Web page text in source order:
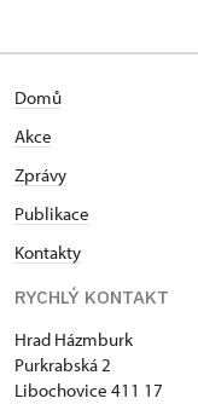
Domů
Akce
Zprávy
Publikace
Kontakty
RYCHLÝ KONTAKT
Hrad Házmburk
Purkrabská 2
Libochovice 411 17